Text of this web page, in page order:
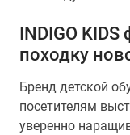
INDIGO
походку
Бренд детской
посетителям
уверенно